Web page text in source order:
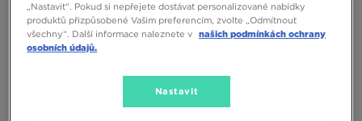
Žádné produkty k zobrazení
Změňte kritéria vyhledávání nebo
odstraňte vybrané filtry
„Nastavit“. Pokud si nepřejete dostávat personalizované nabídky
produktů přizpůsobené Vašim preferencím, zvolte „Odmítnout
všechny“. Další informace naleznete v našich podmínkách ochrany
osobních údajů.
Nastavit